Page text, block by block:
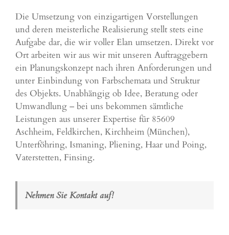
Die Umsetzung von einzigartigen Vorstellungen
und deren meisterliche Realisierung stellt stets eine
Aufgabe dar, die wir voller Elan umsetzen. Direkt vor
Ort arbeiten wir aus wir mit unseren Auftraggebern
ein Planungskonzept nach ihren Anforderungen und
unter Einbindung von Farbschemata und Struktur
des Objekts. Unabhängig ob Idee, Beratung oder
Umwandlung – bei uns bekommen sämtliche
Leistungen aus unserer Expertise für 85609
Aschheim, Feldkirchen, Kirchheim (München),
Unterföhring, Ismaning, Pliening, Haar und Poing,
Vaterstetten, Finsing.
Nehmen Sie Kontakt auf!